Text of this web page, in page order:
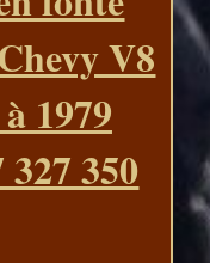
V8
1979
350